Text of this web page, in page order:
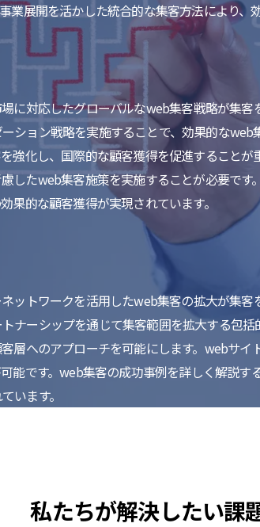
業展開を活かした統合的な集客方法により、
に対応したグローバルなweb集客戦略が集客
ション戦略を実施することで、効果的な
強化し、国際的な顧客獲得を促進すること
したweb集客施策を実施することが必要で
果的な顧客獲得が実現されています。
ットワークを活用したweb集客の拡大が集
ナーシップを通じて集客範囲を拡大する包
層へのアプローチを可能にします。webサ
能です。web集客の成功事例を詳しく解説
います。
私たちが解決したい課